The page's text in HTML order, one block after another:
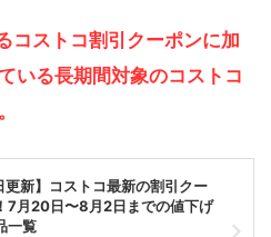
コストコ割引クーポンに加
いる長期間対象のコストコ
更新】コストコ最新の割引クー
7月20日〜8月2日までの値下げ
一覧